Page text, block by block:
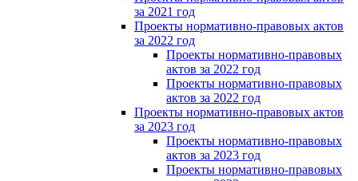
за 2021 год
Проекты нормативно-правовых актов
за 2022 год
Проекты нормативно-правовых
актов за 2022 год
Проекты нормативно-правовых
актов за 2022 год
Проекты нормативно-правовых актов
за 2023 год
Проекты нормативно-правовых
актов за 2023 год
Проекты нормативно-правовых